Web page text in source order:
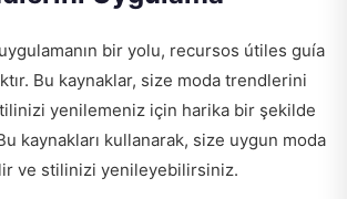
bir yolu, recursos útiles guía
Bu kaynaklar, size moda trendlerini
yenilemeniz için harika bir şekilde
kaynakları kullanarak, size uygun moda
ve stilinizi yenileyebilirsiniz.